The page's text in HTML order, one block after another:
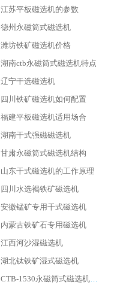
江苏平板磁选机的参数
德州永磁筒式磁选机
潍坊铁矿磁选机价格
湖南ctb永磁筒式磁选机特点
辽宁干选磁选机
四川铁矿磁选机如何配置
福建平板磁选机适用场合
湖南干式强磁磁选机
甘肃永磁筒式磁选机结构
山东干式磁选机的工作原理
四川水选褐铁矿磁选机
安徽锰矿专用干式磁选机
内蒙古铁矿石专用磁选机
江西河沙湿磁选机
湖北钛铁矿湿式磁选机
CTB-1530永磁筒式磁选机代理商